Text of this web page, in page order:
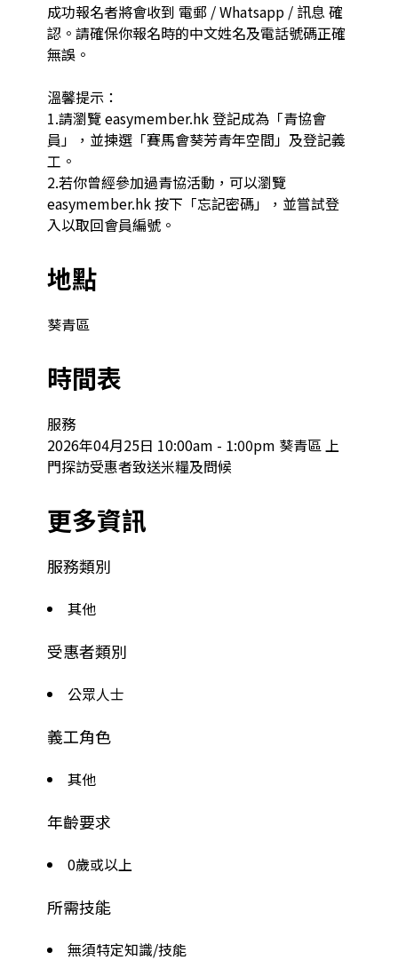
成功報名者將會收到 電郵 / Whatsapp / 訊息 確
認。請確保你報名時的中文姓名及電話號碼正確
無誤。
溫馨提示：
1.請瀏覽 easymember.hk 登記成為「青協會
員」，並揀選「賽馬會葵芳青年空間」及登記義
工。
2.若你曾經參加過青協活動，可以瀏覽
easymember.hk 按下「忘記密碼」，並嘗試登
入以取回會員編號。
地點
葵青區
時間表
服務
2026年04月25日 10:00am - 1:00pm 葵青區 上
門探訪受惠者致送米糧及問候
更多資訊
服務類別
其他
受惠者類別
公眾人士
義工角色
其他
年齡要求
0歲或以上
所需技能
無須特定知識/技能